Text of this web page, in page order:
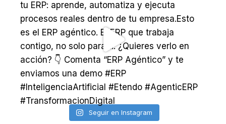
Seguir en Instagram